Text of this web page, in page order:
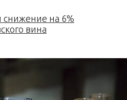
снижение на 6%
вина